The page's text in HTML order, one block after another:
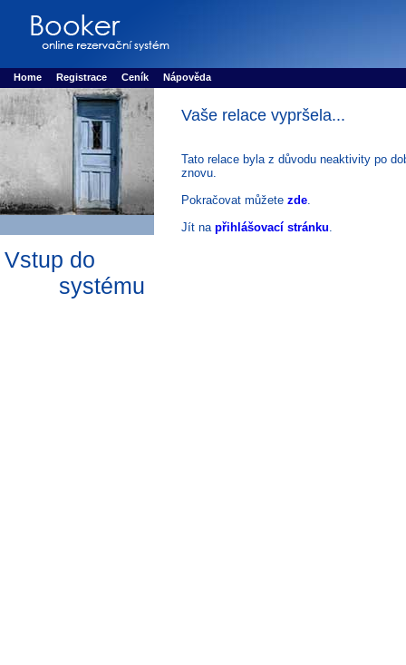
Rezervujse - Port�l pro online rezervace sportu
Home Registrace Ceník Nápověda
Vstup do
systému
Vaše relace vypršela...
Tato relace byla z důvodu neaktivity po
znovu.
Pokračovat můžete zde.
Jít na přihlášovací stránku.